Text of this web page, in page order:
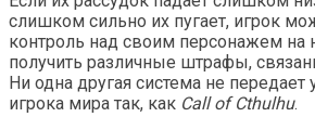
слишком сильно их пугает, игрок
контроль над своим персонажем на
получить различные штрафы,
Ни одна другая система не
игрока мира так, как Call of Cthulhu.